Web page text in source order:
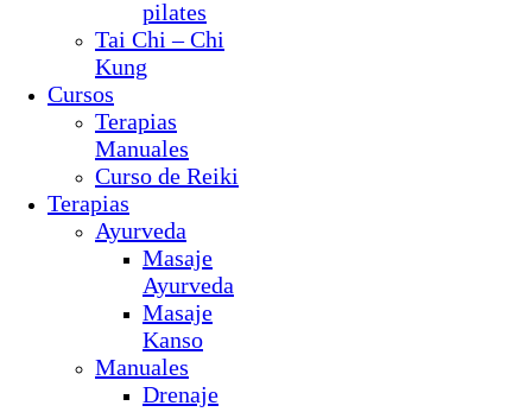
pilates
Tai Chi – Chi
Kung
Cursos
Terapias
Manuales
Curso de Reiki
Terapias
Ayurveda
Masaje
Ayurveda
Masaje
Kanso
Manuales
Drenaje